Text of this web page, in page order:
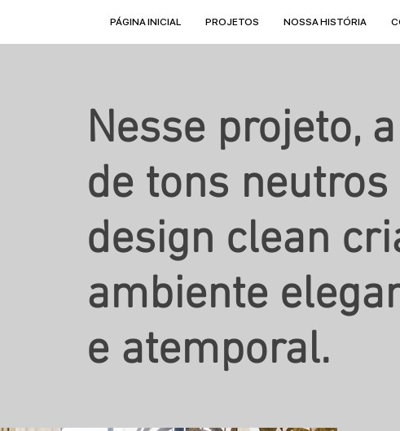
PÁGINA INICIAL PROJETOS NOSSA HISTÓRIA
Nesse projeto,
de tons neutros
design clean
ambiente
e atemporal.